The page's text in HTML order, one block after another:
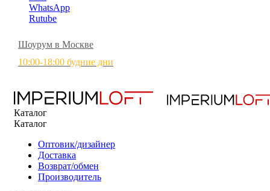
WhatsApp
Rutube
Шоурум в Москве
10:00-18:00 будние дни
Каталог
Каталог
Оптовик/дизайнер
Доставка
Возврат/обмен
Производитель